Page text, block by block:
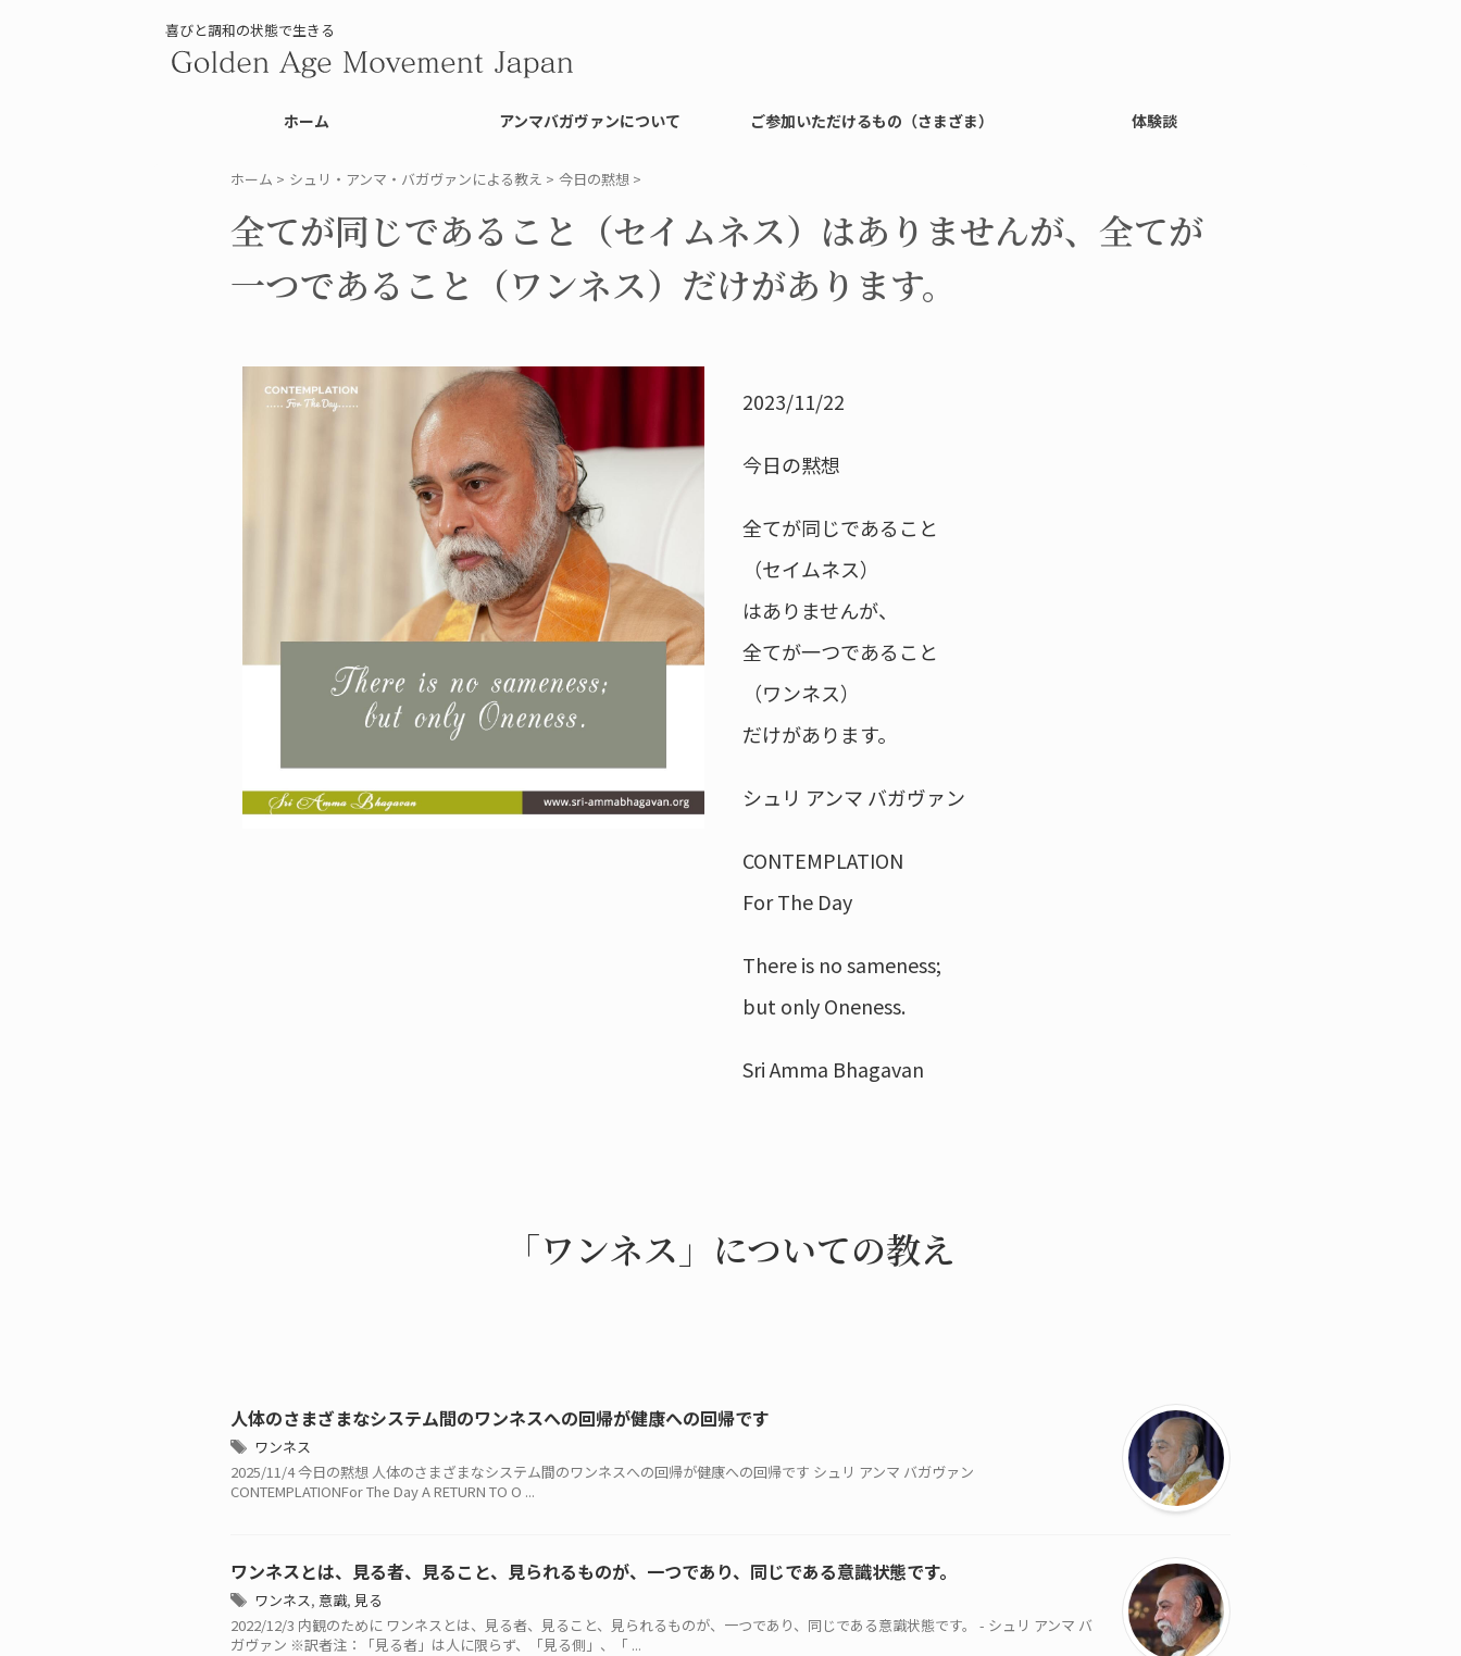
喜びと調和の状態で生きる
ホーム アンマバガヴァンについて ご参加いただけるもの（さまざま） 体験談
ホーム > シュリ・アンマ・バガヴァンによる教え > 今日の黙想 >
全てが同じであること（セイムネス）はありませんが、全てが
一つであること（ワンネス）だけがあります。
2023/11/22
今日の黙想
全てが同じであること
（セイムネス）
はありませんが、
全てが一つであること
（ワンネス）
だけがあります。
シュリ アンマ バガヴァン
CONTEMPLATION
For The Day
There is no sameness;
but only Oneness.
Sri Amma Bhagavan
「ワンネス」についての教え
人体のさまざまなシステム間のワンネスへの回帰が健康への回帰です
ワンネス
2025/11/4 今日の黙想 人体のさまざまなシステム間のワンネスへの回帰が健康への回帰です シュリ アンマ バガヴァン
CONTEMPLATIONFor The Day A RETURN TO O ...
ワンネスとは、見る者、見ること、見られるものが、一つであり、同じである意識状態です。
ワンネス, 意識, 見る
2022/12/3 内観のために ワンネスとは、見る者、見ること、見られるものが、一つであり、同じである意識状態です。 - シュリ アンマ バ
ガヴァン ※訳者注：「見る者」は人に限らず、「見る側」、「 ...